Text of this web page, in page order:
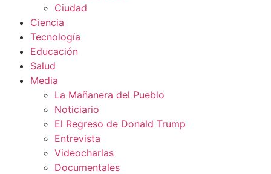
Ciudad
Ciencia
Tecnología
Educación
Salud
Media
La Mañanera del Pueblo
Noticiario
El Regreso de Donald Trump
Entrevista
Videocharlas
Documentales